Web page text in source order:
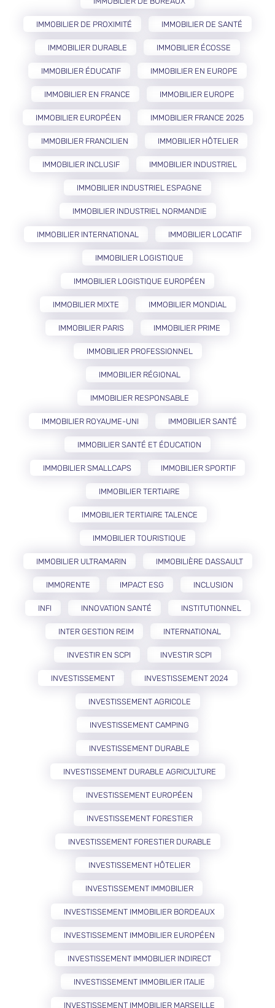
IMMOBILIER DE PROXIMITÉ IMMOBILIER DE SANTÉ
IMMOBILIER DURABLE IMMOBILIER ÉCOSSE
IMMOBILIER ÉDUCATIF IMMOBILIER EN EUROPE
IMMOBILIER EN FRANCE IMMOBILIER EUROPE
IMMOBILIER EUROPÉEN IMMOBILIER FRANCE 2025
IMMOBILIER FRANCILIEN IMMOBILIER HÔTELIER
IMMOBILIER INCLUSIF IMMOBILIER INDUSTRIEL
IMMOBILIER INDUSTRIEL ESPAGNE
IMMOBILIER INDUSTRIEL NORMANDIE
IMMOBILIER INTERNATIONAL IMMOBILIER LOCATIF
IMMOBILIER LOGISTIQUE
IMMOBILIER LOGISTIQUE EUROPÉEN
IMMOBILIER MIXTE IMMOBILIER MONDIAL
IMMOBILIER PARIS IMMOBILIER PRIME
IMMOBILIER PROFESSIONNEL
IMMOBILIER RÉGIONAL
IMMOBILIER RESPONSABLE
IMMOBILIER ROYAUME-UNI IMMOBILIER SANTÉ
IMMOBILIER SANTÉ ET ÉDUCATION
IMMOBILIER SMALLCAPS IMMOBILIER SPORTIF
IMMOBILIER TERTIAIRE
IMMOBILIER TERTIAIRE TALENCE
IMMOBILIER TOURISTIQUE
IMMOBILIER ULTRAMARIN IMMOBILIÈRE DASSAULT
IMMORENTE IMPACT ESG INCLUSION
INFI INNOVATION SANTÉ INSTITUTIONNEL
INTER GESTION REIM INTERNATIONAL
INVESTIR EN SCPI INVESTIR SCPI
INVESTISSEMENT INVESTISSEMENT 2024
INVESTISSEMENT AGRICOLE
INVESTISSEMENT CAMPING
INVESTISSEMENT DURABLE
INVESTISSEMENT DURABLE AGRICULTURE
INVESTISSEMENT EUROPÉEN
INVESTISSEMENT FORESTIER
INVESTISSEMENT FORESTIER DURABLE
INVESTISSEMENT HÔTELIER
INVESTISSEMENT IMMOBILIER
INVESTISSEMENT IMMOBILIER BORDEAUX
INVESTISSEMENT IMMOBILIER EUROPÉEN
INVESTISSEMENT IMMOBILIER INDIRECT
INVESTISSEMENT IMMOBILIER ITALIE
INVESTISSEMENT IMMOBILIER MARSEILLE